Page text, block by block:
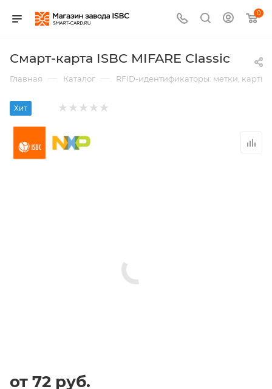
0
Смарт-карта ISBC MIFARE Classic
Главная — Каталог — RFID-идентификаторы: метки,
Хит
от 72 руб.